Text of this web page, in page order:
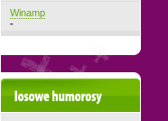
Winamp
-
Losowe filmiki